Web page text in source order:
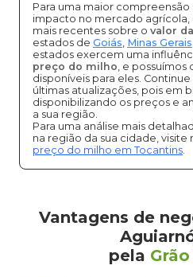
Para uma maior compreensão
impacto no mercado
mais recentes sobre o valor
estados de Goiás, Minas Gerais
estados exercem uma
preço do milho, e possuímos
disponíveis para eles.
últimas atualizações, pois em
disponibilizando os preços e
a sua região.
Para uma análise mais
na região da sua cidade, visite
preço do milho em Tocantins.
Vantagens de
pela